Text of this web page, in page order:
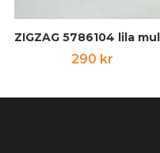
ZIGZAG 5786104 lila
290 kr